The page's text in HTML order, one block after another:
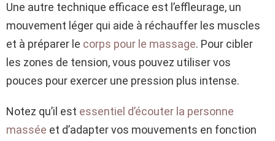
Une autre technique efficace est l’effleurage, un
mouvement léger qui aide à réchauffer les muscles
et à préparer le corps pour le massage. Pour cibler
les zones de tension, vous pouvez utiliser vos
pouces pour exercer une pression plus intense.
Notez qu’il est essentiel d’écouter la personne
massée et d’adapter vos mouvements en fonction